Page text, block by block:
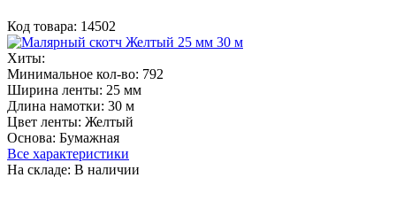
Код товара: 14502
Хиты:
Минимальное кол-во: 792
Ширина ленты: 25 мм
Длина намотки: 30 м
Цвет ленты: Желтый
Основа: Бумажная
Все характеристики
На складе: В наличии